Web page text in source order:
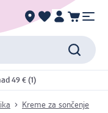
49 € (1)
Kreme za sončenje